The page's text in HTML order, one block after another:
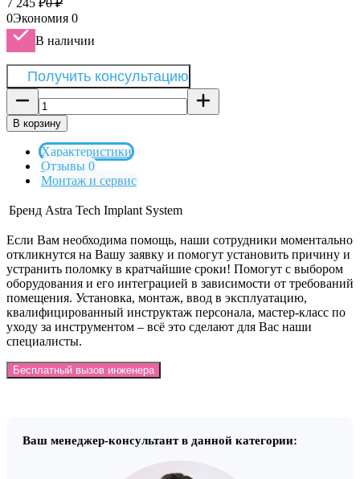
0Экономия 0
В наличии
Получить консультацию
В корзину
Характеристики
Отзывы 0
Монтаж и сервис
Бренд Astra Tech Implant System
Если Вам необходима помощь, наши сотрудники моментально
откликнутся на Вашу заявку и помогут установить причину и
устранить поломку в кратчайшие сроки! Помогут с выбором
оборудования и его интеграцией в зависимости от требований
помещения. Установка, монтаж, ввод в эксплуатацию,
квалифицированный инструктаж персонала, мастер-класс по
уходу за инструментом – всё это сделают для Вас наши
специалисты.
Бесплатный вызов инженера
Ваш менеджер-консультант в данной категории: